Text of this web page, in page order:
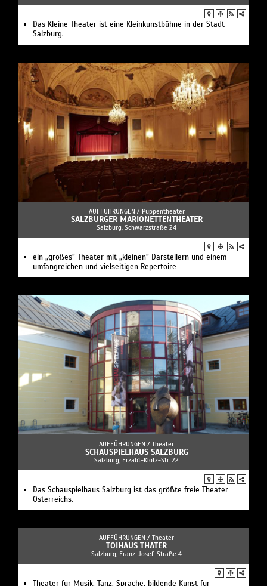
Das Kleine Theater ist eine Kleinkunstbühne in der Stadt
Salzburg.
AUFFÜHRUNGEN / Puppentheater
SALZBURGER MARIONETTENTHEATER
Salzburg, Schwarzstraße 24
ein „großes” Theater mit „kleinen” Darstellern und einem
umfangreichen und vielseitigen Repertoire
AUFFÜHRUNGEN / Theater
SCHAUSPIELHAUS SALZBURG
Salzburg, Erzabt-Klotz-Str. 22
Das Schauspielhaus Salzburg ist das größte freie Theater
Österreichs.
AUFFÜHRUNGEN / Theater
TOIHAUS THATER
Salzburg, Franz-Josef-Straße 4
Theater für Musik, Tanz, Sprache, bildende Kunst für